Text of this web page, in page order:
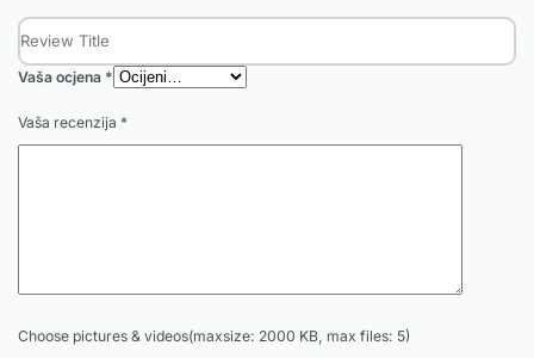
Vaša ocjena *
Vaša recenzija *
Choose pictures & videos(maxsize: 2000 KB, max files: 5)